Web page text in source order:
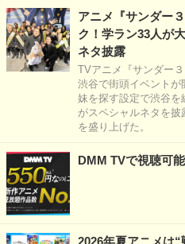
アニメ『サンダー
ク！学ラン33人が
ネタ披露
TVアニメ『サンダー
渋谷で街頭イベント
妹を探す設定で渋谷を
がスペシャルネタを
を盛り上げた。
DMM TVで視聴可
2026年夏アニメは